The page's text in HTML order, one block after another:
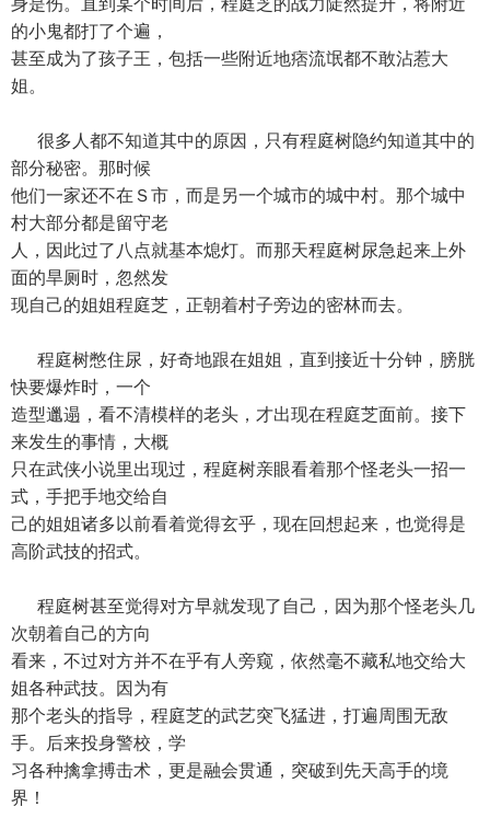
身是伤。直到某个时间后，程庭芝的战力陡然提升，将附近
的小鬼都打了个遍，
甚至成为了孩子王，包括一些附近地痞流氓都不敢沾惹大
姐。
很多人都不知道其中的原因，只有程庭树隐约知道其中的
部分秘密。那时候
他们一家还不在Ｓ市，而是另一个城市的城中村。那个城中
村大部分都是留守老
人，因此过了八点就基本熄灯。而那天程庭树尿急起来上外
面的旱厕时，忽然发
现自己的姐姐程庭芝，正朝着村子旁边的密林而去。
程庭树憋住尿，好奇地跟在姐姐，直到接近十分钟，膀胱
快要爆炸时，一个
造型邋遢，看不清模样的老头，才出现在程庭芝面前。接下
来发生的事情，大概
只在武侠小说里出现过，程庭树亲眼看着那个怪老头一招一
式，手把手地交给自
己的姐姐诸多以前看着觉得玄乎，现在回想起来，也觉得是
高阶武技的招式。
程庭树甚至觉得对方早就发现了自己，因为那个怪老头几
次朝着自己的方向
看来，不过对方并不在乎有人旁窥，依然毫不藏私地交给大
姐各种武技。因为有
那个老头的指导，程庭芝的武艺突飞猛进，打遍周围无敌
手。后来投身警校，学
习各种擒拿搏击术，更是融会贯通，突破到先天高手的境
界！